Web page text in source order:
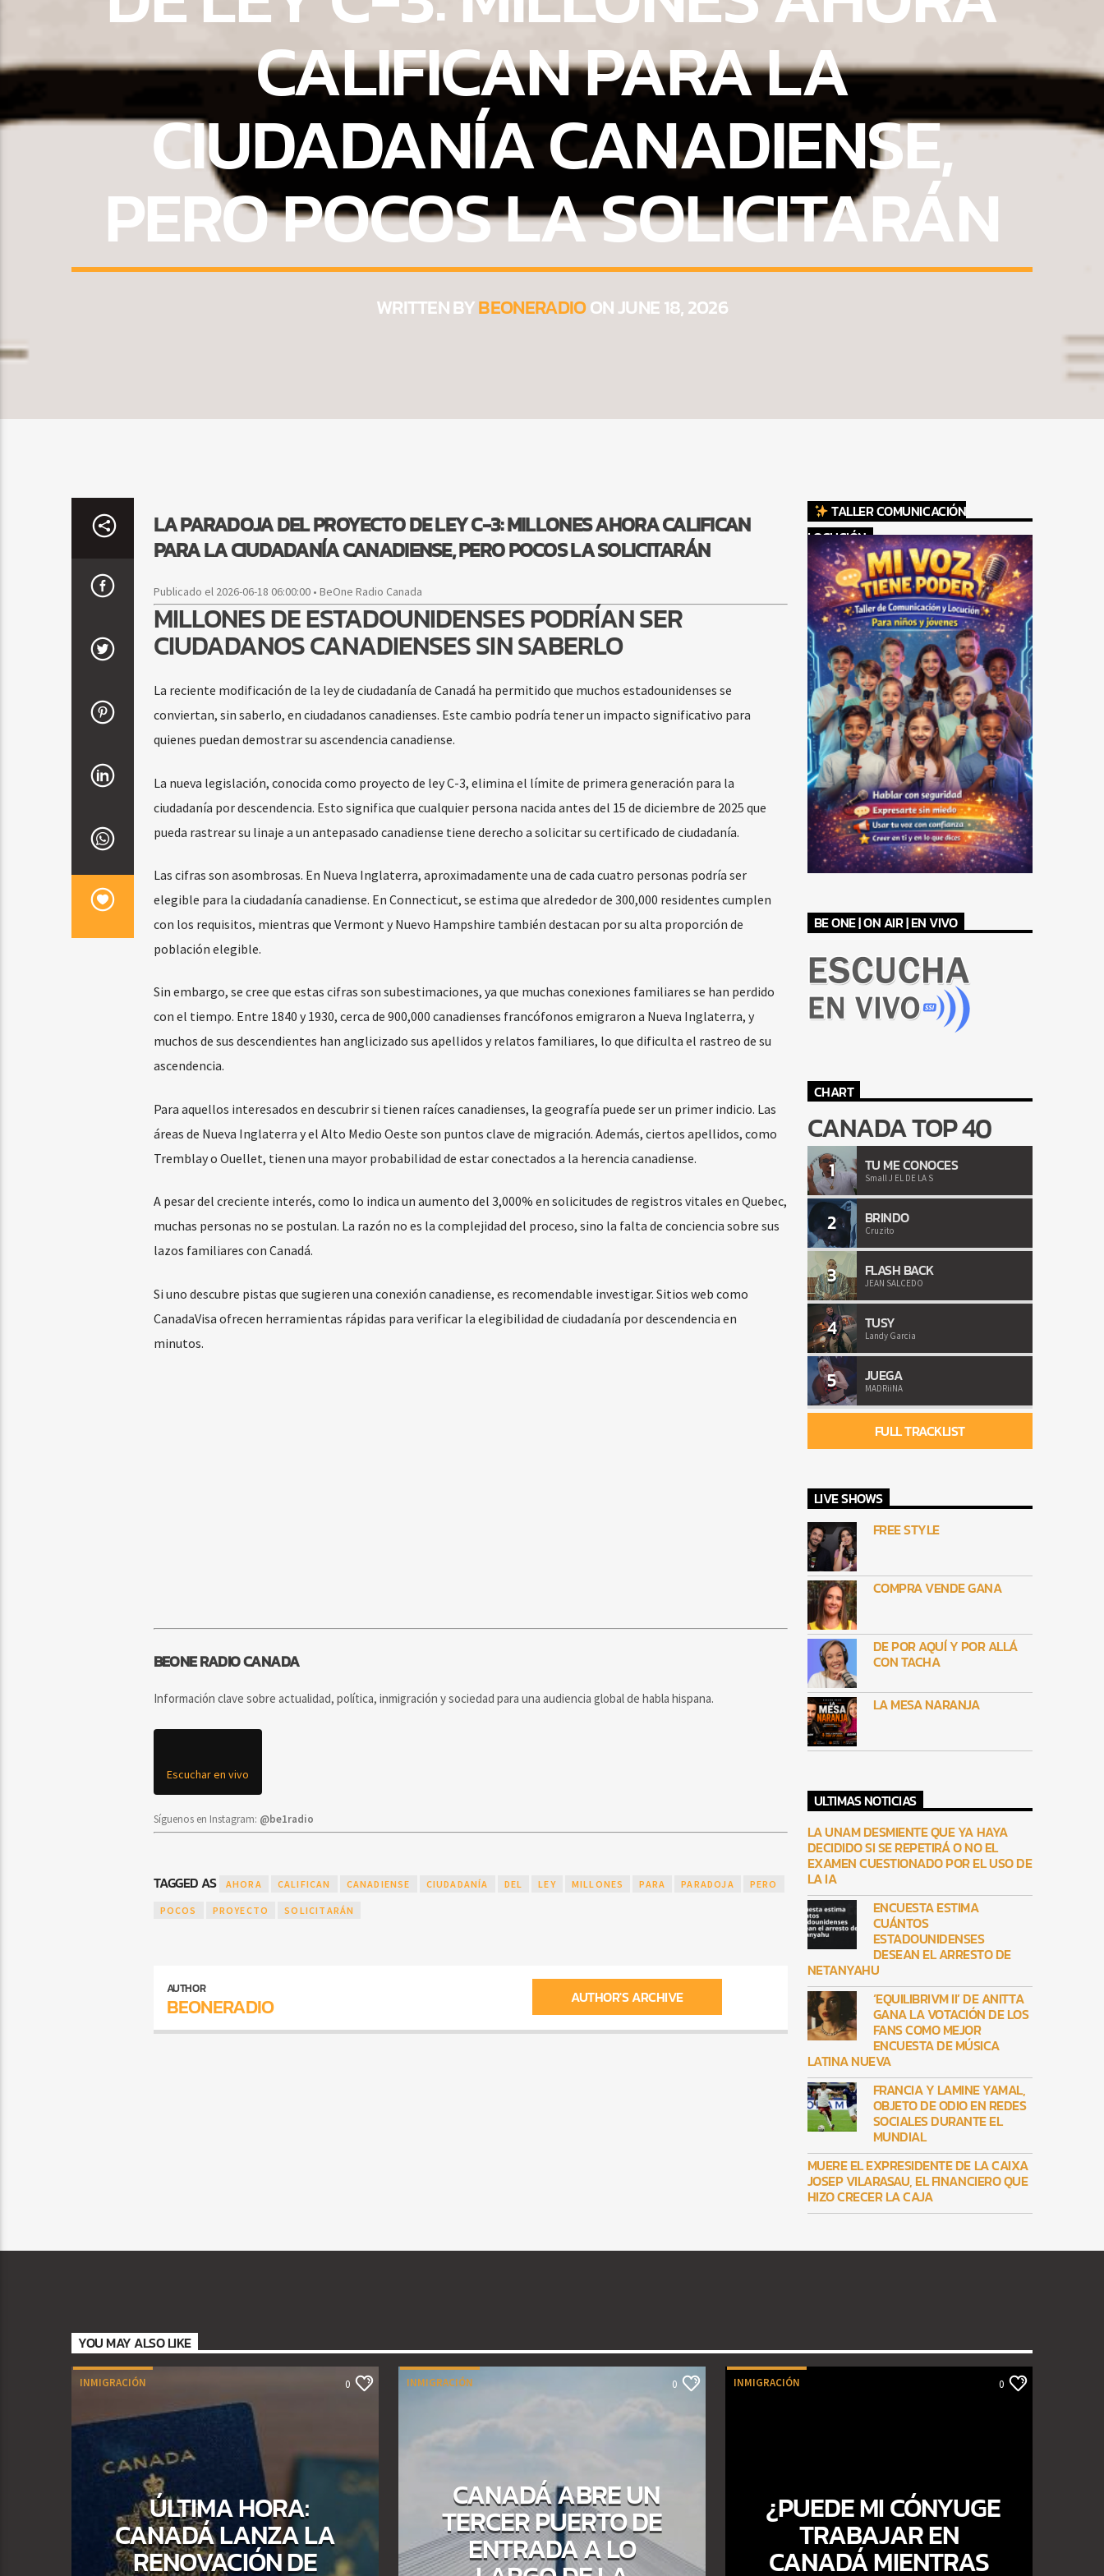
CALIFICAN PARA LA
CIUDADANÍA CANADIENSE,
PERO POCOS LA SOLICITARÁN
WRITTEN BYBEONERADIOON JUNE 18, 2026
LA PARADOJA DEL PROYECTO DE LEY C-3: MILLONES AHORA CALIFICAN
PARA LA CIUDADANÍA CANADIENSE, PERO POCOS LA SOLICITARÁN
Publicado el 2026-06-18 06:00:00 • BeOne Radio Canada
MILLONES DE ESTADOUNIDENSES PODRÍAN SER
CIUDADANOS CANADIENSES SIN SABERLO
La reciente modificación de la ley de ciudadanía de Canadá ha permitido que muchos estadounidenses se
conviertan, sin saberlo, en ciudadanos canadienses. Este cambio podría tener un impacto significativo para
quienes puedan demostrar su ascendencia canadiense.
La nueva legislación, conocida como proyecto de ley C-3, elimina el límite de primera generación para la
ciudadanía por descendencia. Esto significa que cualquier persona nacida antes del 15 de diciembre de 2025 que
pueda rastrear su linaje a un antepasado canadiense tiene derecho a solicitar su certificado de ciudadanía.
Las cifras son asombrosas. En Nueva Inglaterra, aproximadamente una de cada cuatro personas podría ser
elegible para la ciudadanía canadiense. En Connecticut, se estima que alrededor de 300,000 residentes cumplen
con los requisitos, mientras que Vermont y Nuevo Hampshire también destacan por su alta proporción de
población elegible.
Sin embargo, se cree que estas cifras son subestimaciones, ya que muchas conexiones familiares se han perdido
con el tiempo. Entre 1840 y 1930, cerca de 900,000 canadienses francófonos emigraron a Nueva Inglaterra, y
muchos de sus descendientes han anglicizado sus apellidos y relatos familiares, lo que dificulta el rastreo de su
ascendencia.
Para aquellos interesados en descubrir si tienen raíces canadienses, la geografía puede ser un primer indicio. Las
áreas de Nueva Inglaterra y el Alto Medio Oeste son puntos clave de migración. Además, ciertos apellidos, como
Tremblay o Ouellet, tienen una mayor probabilidad de estar conectados a la herencia canadiense.
A pesar del creciente interés, como lo indica un aumento del 3,000% en solicitudes de registros vitales en Quebec,
muchas personas no se postulan. La razón no es la complejidad del proceso, sino la falta de conciencia sobre sus
lazos familiares con Canadá.
Si uno descubre pistas que sugieren una conexión canadiense, es recomendable investigar. Sitios web como
CanadaVisa ofrecen herramientas rápidas para verificar la elegibilidad de ciudadanía por descendencia en
minutos.
BEONE RADIO CANADA
Información clave sobre actualidad, política, inmigración y sociedad para una audiencia global de habla hispana.
Escuchar en vivo
Síguenos en Instagram: @be1radio
TAGGED AS AHORA CALIFICAN CANADIENSE CIUDADANÍA DEL LEY MILLONES PARA PARADOJA PERO
POCOS PROYECTO SOLICITARÁN
AUTHOR
BEONERADIO AUTHOR'S ARCHIVE
TALLER COMUNICACIÓN
LOCUCIÓN
BE ONE | ON AIR | EN VIVO
CHART
CANADA TOP 40
1 TU ME CONOCES
Small J EL DE LA S
2 BRINDO
Cruzito
3 FLASH BACK
JEAN SALCEDO
4 TUSY
Landy Garcia
5 JUEGA
MADRiiNA
FULL TRACKLIST
LIVE SHOWS
FREE STYLE
COMPRA VENDE GANA
DE POR AQUÍ Y POR ALLÁ
CON TACHA
LA MESA NARANJA
ULTIMAS NOTICIAS
LA UNAM DESMIENTE QUE YA HAYA
DECIDIDO SI SE REPETIRÁ O NO EL
EXAMEN CUESTIONADO POR EL USO DE
LA IA
ENCUESTA ESTIMA
CUÁNTOS
ESTADOUNIDENSES
DESEAN EL ARRESTO DE
NETANYAHU
‘EQUILIBRIVM II’ DE ANITTA
GANA LA VOTACIÓN DE LOS
FANS COMO MEJOR
ENCUESTA DE MÚSICA
LATINA NUEVA
FRANCIA Y LAMINE YAMAL,
OBJETO DE ODIO EN REDES
SOCIALES DURANTE EL
MUNDIAL
MUERE EL EXPRESIDENTE DE LA CAIXA
JOSEP VILARASAU, EL FINANCIERO QUE
HIZO CRECER LA CAJA
YOU MAY ALSO LIKE
INMIGRACIÓN 0
ÚLTIMA HORA:
CANADÁ LANZA LA
RENOVACIÓN DE
INMIGRACIÓN 0
CANADÁ ABRE UN
TERCER PUERTO DE
ENTRADA A LO
INMIGRACIÓN 0
¿PUEDE MI CÓNYUGE
TRABAJAR EN
CANADÁ MIENTRAS